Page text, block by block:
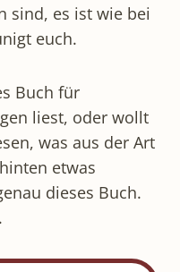
sind, es ist wie bei
euch.
Buch für
liest, oder wollt
was aus der Art
etwas
dieses Buch.